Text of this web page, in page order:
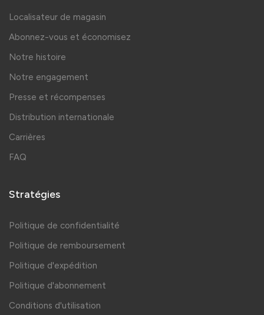
Localisateur de magasin
Abonnez-vous et économisez
Notre histoire
Notre engagement
Presse et récompenses
Distribution internationale
Carrières
FAQ
Stratégies
Politique de confidentialité
Politique de remboursement
Politique d'expédition
Politique d'abonnement
Conditions d'utilisation